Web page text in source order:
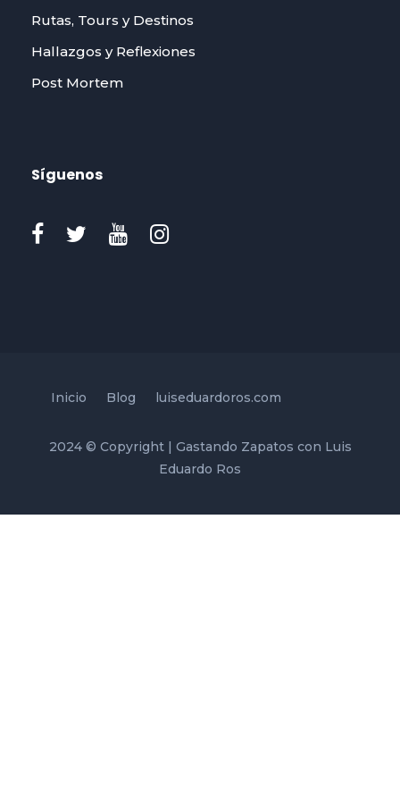
Rutas, Tours y Destinos
Hallazgos y Reflexiones
Post Mortem
Síguenos
Inicio Blog luiseduardoros.com
2024 © Copyright | Gastando Zapatos con Luis
Eduardo Ros